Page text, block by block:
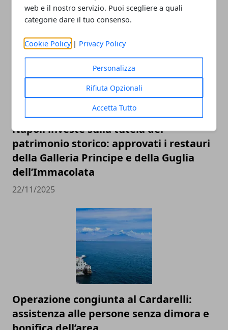
web e il nostro servizio. Puoi scegliere a quali
categorie dare il tuo consenso.
Cookie Policy | Privacy Policy
Personalizza
Rifiuta Opzionali
Accetta Tutto
ARTICOLI CORRELATI
Napoli investe sulla tutela del
patrimonio storico: approvati i restauri
della Galleria Principe e della Guglia
dell’Immacolata
22/11/2025
Operazione congiunta al Cardarelli:
assistenza alle persone senza dimora e